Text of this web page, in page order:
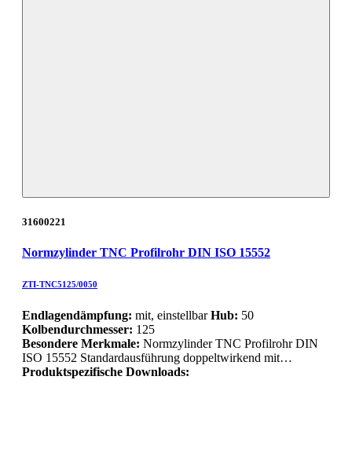
31600221
Normzylinder TNC Profilrohr DIN ISO 15552
ZTI-TNC5125/0050
Endlagendämpfung: mit, einstellbarHub: 50
Kolbendurchmesser: 125
Besondere Merkmale: Normzylinder TNC Profilrohr DIN
ISO 15552 Standardausführung doppeltwirkend mit…
Produktspezifische Downloads: